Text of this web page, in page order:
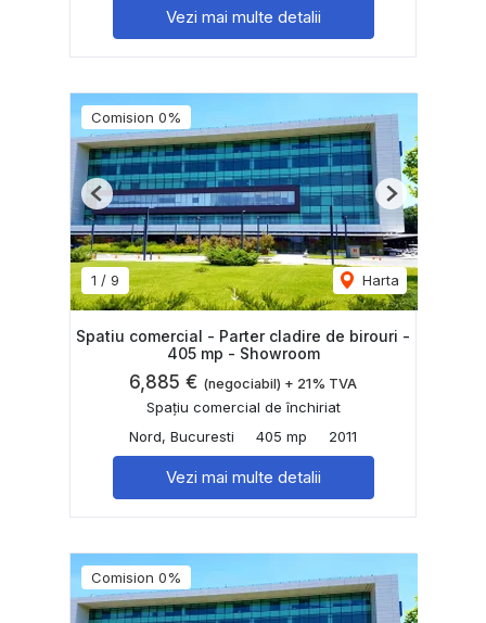
Vezi mai multe detalii
Comision 0%
1 / 9 Harta
Previous Next
Spatiu comercial - Parter cladire de birouri -
405 mp - Showroom
6,885 € (negociabil) + 21% TVA
Spațiu comercial de închiriat
Nord, Bucuresti
405 mp 2011
Vezi mai multe detalii
Comision 0%